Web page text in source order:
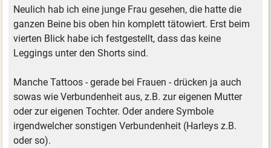
Neulich hab ich eine junge Frau gesehen, die hatte die
ganzen Beine bis oben hin komplett tätowiert. Erst beim
vierten Blick habe ich festgestellt, dass das keine
Leggings unter den Shorts sind.
Manche Tattoos - gerade bei Frauen - drücken ja auch
sowas wie Verbundenheit aus, z.B. zur eigenen Mutter
oder zur eigenen Tochter. Oder andere Symbole
irgendwelcher sonstigen Verbundenheit (Harleys z.B.
oder so).